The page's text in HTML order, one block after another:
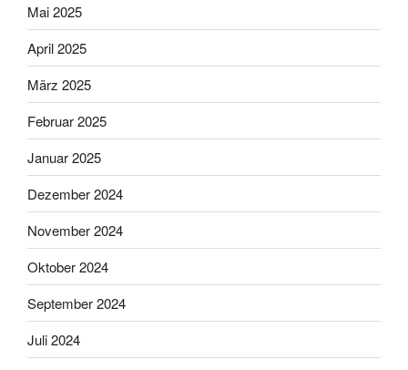
Mai 2025
April 2025
März 2025
Februar 2025
Januar 2025
Dezember 2024
November 2024
Oktober 2024
September 2024
Juli 2024